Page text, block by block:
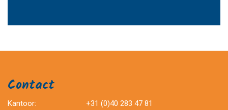
Contact
Kantoor:
+31 (0)40 283 47 81